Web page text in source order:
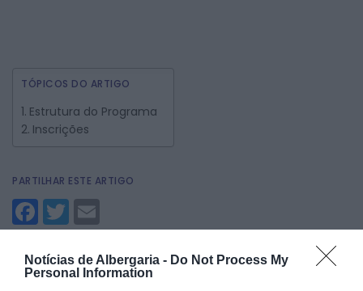
Notícias de Albergaria - Do Not Process My
Personal Information
De 19 de setembro a 13 de dezembro de 2025
TÓPICOS DO ARTIGO
Estrutura do Programa
Inscrições
PARTILHAR ESTE ARTIGO
Facebook
Twitter
Email